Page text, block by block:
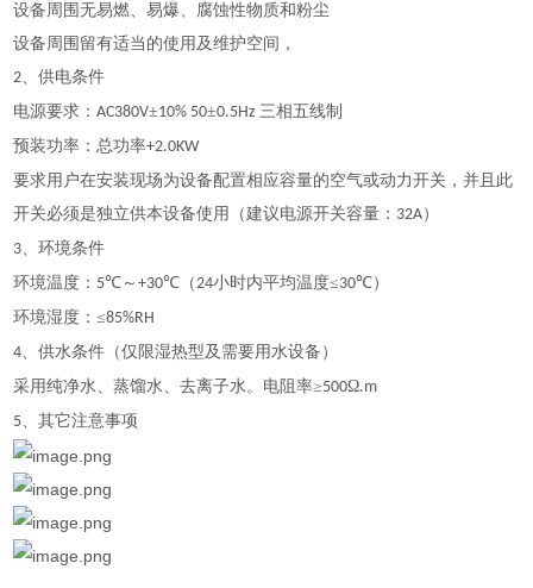
设备周围无易燃、易爆、腐蚀性物质和粉尘
设备周围留有适当的使用及维护空间，
2、供电条件
电源要求：AC380V±10% 50±0.5Hz三相五线制
预装功率：总功率+2.0KW
要求用户在安装现场为设备配置相应容量的空气或动力开关，并且此
开关必须是独立供本设备使用（建议电源开关容量： 32A）
3、环境条件
环境温度： 5℃～+30℃（24小时内平均温度≤30℃）
环境湿度：≤85%RH
4、供水条件（仅限湿热型及需要用水设备）
采用纯净水、蒸馏水、去离子水。电阻率≥500Ω.m
5、其它注意事项